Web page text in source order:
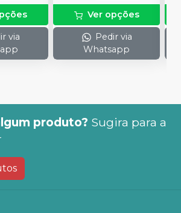
via
Ver opções
Pedir via
Whatsapp
produto? Sugira para a